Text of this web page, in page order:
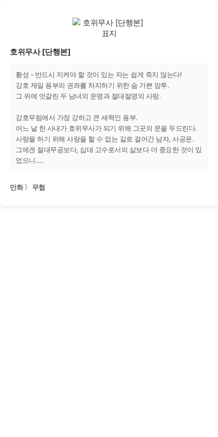
호위무사 [단행본]
황성 - 반드시 지켜야 할 것이 있는 자는 쉽게 죽지 않는다!
강호 제일 용부의 권좌를 차지하기 위한 숨 가쁜 암투.
그 위에 엇갈린 두 남녀의 운명과 절대절명의 사랑.
강호무림에서 가장 강하고 큰 세력인 용부.
어느 날 한 사내가 호위무사가 되기 위해 그곳의 문을 두드린다.
사랑을 하기 위해 사랑을 할 수 없는 길로 걸어간 남자, 사공운.
그에겐 절대무공보다, 십대 고수로서의 삶보다 더 중요한 것이 있
었으니.....
만화 〉 무협